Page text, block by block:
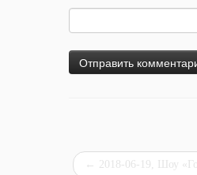
← 2018-06-19, Шоу